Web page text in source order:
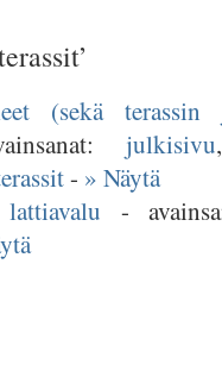
(sekä terassin
julkisivu
- » Näytä
-